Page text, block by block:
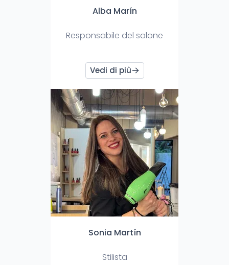
Alba Marín
Responsabile del salone
Vedi di più
Sonia Martín
Stilista